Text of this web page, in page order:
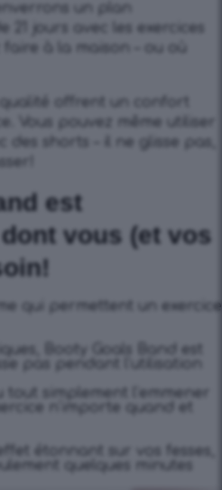
un plan
jours avec les exercices
à la maison – ou où
offrent un confort
Vous pouvez même utiliser
shorts – il ne glisse pas,
est
vous (et vos
qui permettent un exercice
Booty Goals Band est
pas pendant l’utilisation
simplement l’emmener
n’importe quand et
étonnant sur vos fesses,
quelques minutes